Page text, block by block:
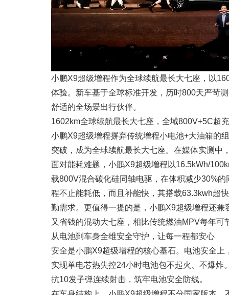
小鹏X9超级增程作为全球续航最长大七座，以
体验。新车基于全球标准开发，历时800天严苛
舒适的全场景出行伙伴。
1602km全球续航最长大七座，全域800V+5C超
小鹏X9超级增程摒弃传统增程小电池+大油箱的
突破，成为全球续航最长大七座。在媒体实测中
面对能耗难题，小鹏X9超级增程以16.5kWh/
载800V混合碳化硅同轴电驱，在体积减少30%
程不止能耗低，而且补能快，其搭载63.3kwh超
勤需求。更值得一提的是，小鹏X9超级增程还
又省钱的混动大七座，相比传统燃油MPV每年可
从电池到车身全维安全守护，让每一程都安心
安全是小鹏X9超级增程的核心基石。电池安全
实现单电芯热失控24小时电池包不起火、不爆
抗10发子弹连续射击，筑牢电池安全防线。